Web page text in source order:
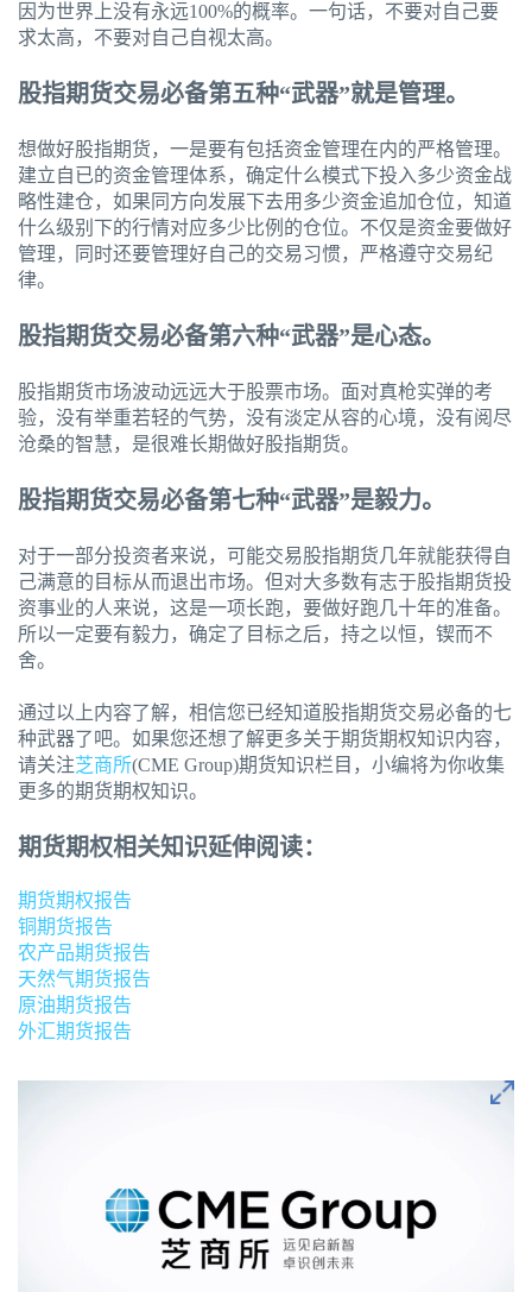
因为世界上没有永远100%的概率。一句话，不要对自己要
求太高，不要对自己自视太高。
股指期货交易必备第五种“武器”就是管理。
想做好股指期货，一是要有包括资金管理在内的严格管理。
建立自已的资金管理体系，确定什么模式下投入多少资金战
略性建仓，如果同方向发展下去用多少资金追加仓位，知道
什么级别下的行情对应多少比例的仓位。不仅是资金要做好
管理，同时还要管理好自己的交易习惯，严格遵守交易纪
律。
股指期货交易必备第六种“武器”是心态。
股指期货市场波动远远大于股票市场。面对真枪实弹的考
验，没有举重若轻的气势，没有淡定从容的心境，没有阅尽
沧桑的智慧，是很难长期做好股指期货。
股指期货交易必备第七种“武器”是毅力。
对于一部分投资者来说，可能交易股指期货几年就能获得自
己满意的目标从而退出市场。但对大多数有志于股指期货投
资事业的人来说，这是一项长跑，要做好跑几十年的准备。
所以一定要有毅力，确定了目标之后，持之以恒，锲而不
舍。
通过以上内容了解，相信您已经知道股指期货交易必备的七
种武器了吧。如果您还想了解更多关于期货期权知识内容，
请关注芝商所(CME Group)期货知识栏目，小编将为你收集
更多的期货期权知识。
期货期权相关知识延伸阅读：
期货期权报告
铜期货报告
农产品期货报告
天然气期货报告
原油期货报告
外汇期货报告